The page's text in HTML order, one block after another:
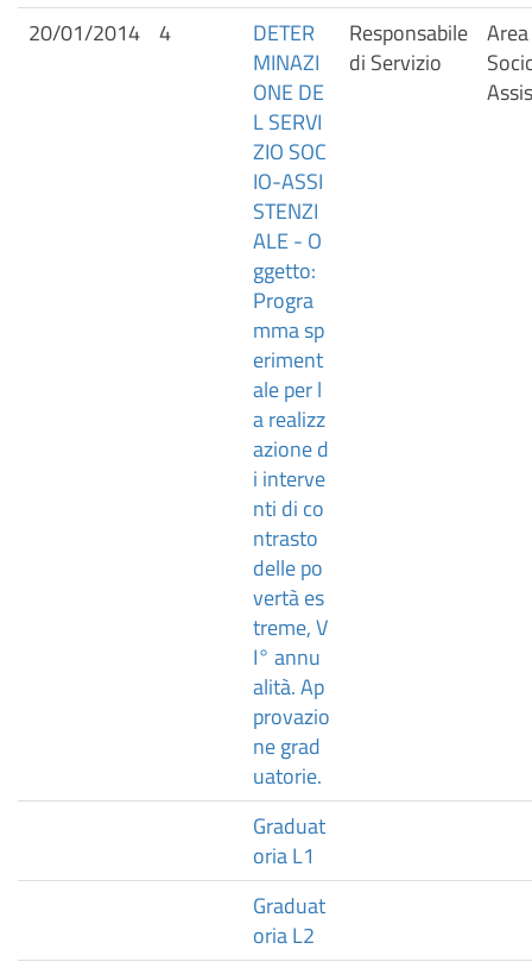
20/01/2014 4
DETER
MINAZI
ONE DE
L SERVI
ZIO SOC
IO-ASSI
STENZI
ALE - O
ggetto:
Progra
mma sp
eriment
ale per l
a realizz
azione d
i interve
nti di co
ntrasto
delle po
vertà es
treme, V
I° annu
alità. Ap
provazio
ne grad
uatorie.
Responsabile
di Servizio
Graduat
oria L1
Graduat
oria L2